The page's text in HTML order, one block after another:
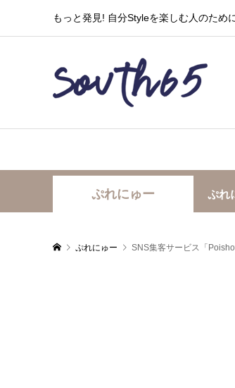
もっと発見! 自分Styleを楽しむ人のため
ぷれにゅー ぷれ
ぷれにゅー SNS集客サービス「